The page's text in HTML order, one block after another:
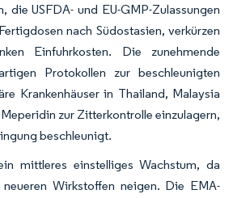
die USFDA- und EU-GMP-Zulassungen
nach Südostasien, verkürzen
Einfuhrkosten. Die zunehmende
Protokollen zur beschleunigten
Krankenhäuser in Thailand, Malaysia
zur Zitterkontrolle einzulagern,
beschleunigt.
mittleres einstelliges Wachstum, da
Wirkstoffen neigen. Die EMA-